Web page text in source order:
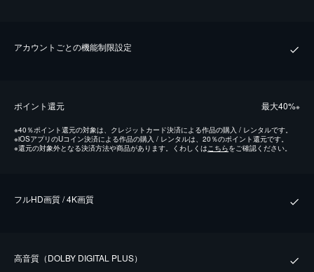
アカウントごとの機能制限設定
ポイント還元 最⼤40%※
※40％ポイント還元の対象は、クレジットカード決済による作品の購入 / レンタルです。
※iOSアプリのUコイン決済による作品の購入 / レンタルは、20％のポイント還元です。
※還元の対象外となる決済方法や商品があります。くわしくはこちらをご確認ください。
フルHD画質 / 4K画質
⾼⾳質（DOLBY DIGITAL PLUS）